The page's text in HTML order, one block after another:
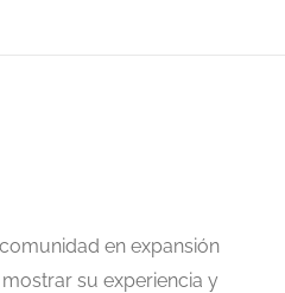
en expansión
su experiencia y